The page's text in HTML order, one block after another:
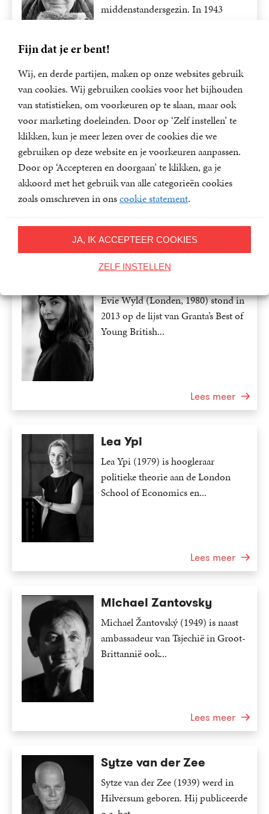
Fijn dat je er bent!
Wij, en derde partijen, maken op onze websites gebruik
van cookies. Wij gebruiken cookies voor het bijhouden
van statistieken, om voorkeuren op te slaan, maar ook
voor marketing doeleinden. Door op ‘Zelf instellen’ te
klikken, kun je meer lezen over de cookies die we
gebruiken op deze website en je voorkeuren aanpassen.
Door op ‘Accepteren en doorgaan’ te klikken, ga je
akkoord met het gebruik van alle categorieën cookies
zoals omschreven in onscookie statement.
JA, IK ACCEPTEER COOKIES
ZELF INSTELLEN
middenstandersgezin. In 1943
Lees meer
Virginia Woolf
Virginia Woolf werd in 1882 in
Londen werd geboren en maakte in
1941 een einde aan...
Lees meer
Evie Wyld (Londen, 1980) stond in
2013 op de lijst van Granta’s Best of
Young British...
Lees meer
Lea Ypi
Lea Ypi (1979) is hoogleraar
politieke theorie aan de London
School of Economics en...
Lees meer
Michael Zantovsky
Michael Žantovský (1949) is naast
ambassadeur van Tsjechië in Groot-
Brittannië ook...
Lees meer
Sytze van der Zee
Sytze van der Zee (1939) werd in
Hilversum geboren. Hij publiceerde